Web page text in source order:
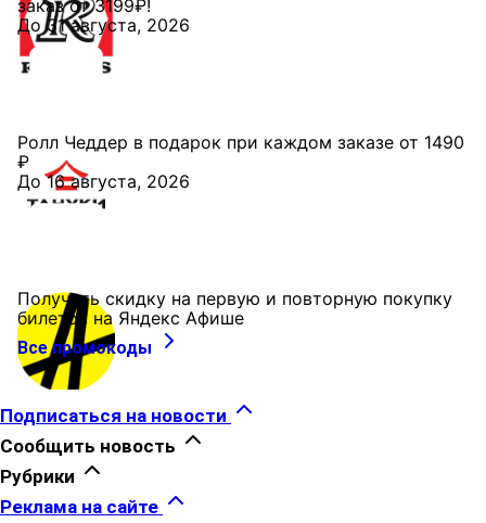
заказ от 3199₽!
До 31 августа, 2026
Ролл Чеддер в подарок при каждом заказе от 1490
₽
До 16 августа, 2026
Получить скидку на первую и повторную покупку
билетов на Яндекс Афише
Все промокоды
Подписаться на новости
Сообщить новость
Рубрики
Реклама на сайте